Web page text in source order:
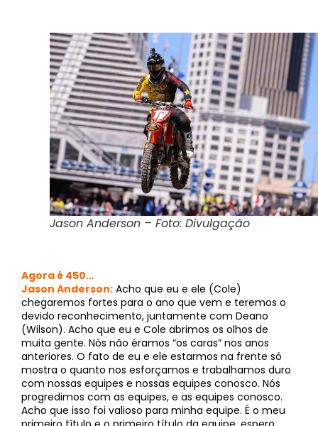
Jason Anderson – Foto: Divulgação
Agora é 450…
Jason Anderson: Acho que eu e ele (Cole)
chegaremos fortes para o ano que vem e teremos o
devido reconhecimento, juntamente com Deano
(Wilson). Acho que eu e Cole abrimos os olhos de
muita gente. Nós não éramos “os caras” nos anos
anteriores. O fato de eu e ele estarmos na frente só
mostra o quanto nos esforçamos e trabalhamos duro
com nossas equipes e nossas equipes conosco. Nós
progredimos com as equipes, e as equipes conosco.
Acho que isso foi valioso para minha equipe. É o meu